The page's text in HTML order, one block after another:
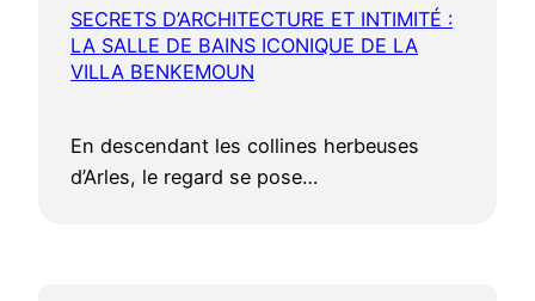
SECRETS D’ARCHITECTURE ET INTIMITÉ :
LA SALLE DE BAINS ICONIQUE DE LA
VILLA BENKEMOUN
En descendant les collines herbeuses
d’Arles, le regard se pose…